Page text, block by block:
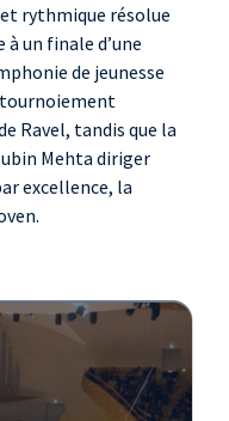
rythmique résolue
un finale d’une
de jeunesse
tournoiement
Ravel, tandis que la
Mehta diriger
excellence, la